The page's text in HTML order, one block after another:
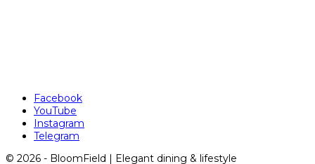
Facebook
YouTube
Instagram
Telegram
© 2026 - BloomField | Elegant dining & lifestyle